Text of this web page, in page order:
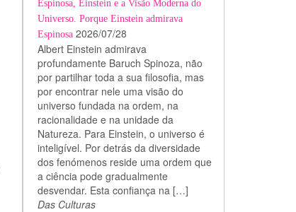
Espinosa, Einstein e a Visão Moderna do
Universo. Porque Einstein admirava
Espinosa 2026/07/28
Albert Einstein admirava
profundamente Baruch Spinoza, não
por partilhar toda a sua filosofia, mas
por encontrar nele uma visão do
universo fundada na ordem, na
racionalidade e na unidade da
Natureza. Para Einstein, o universo é
inteligível. Por detrás da diversidade
dos fenómenos reside uma ordem que
a ciência pode gradualmente
desvendar. Esta confiança na […]
Das Culturas